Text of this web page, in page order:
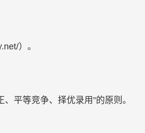
）。
平等竞争、择优录用”的原则。